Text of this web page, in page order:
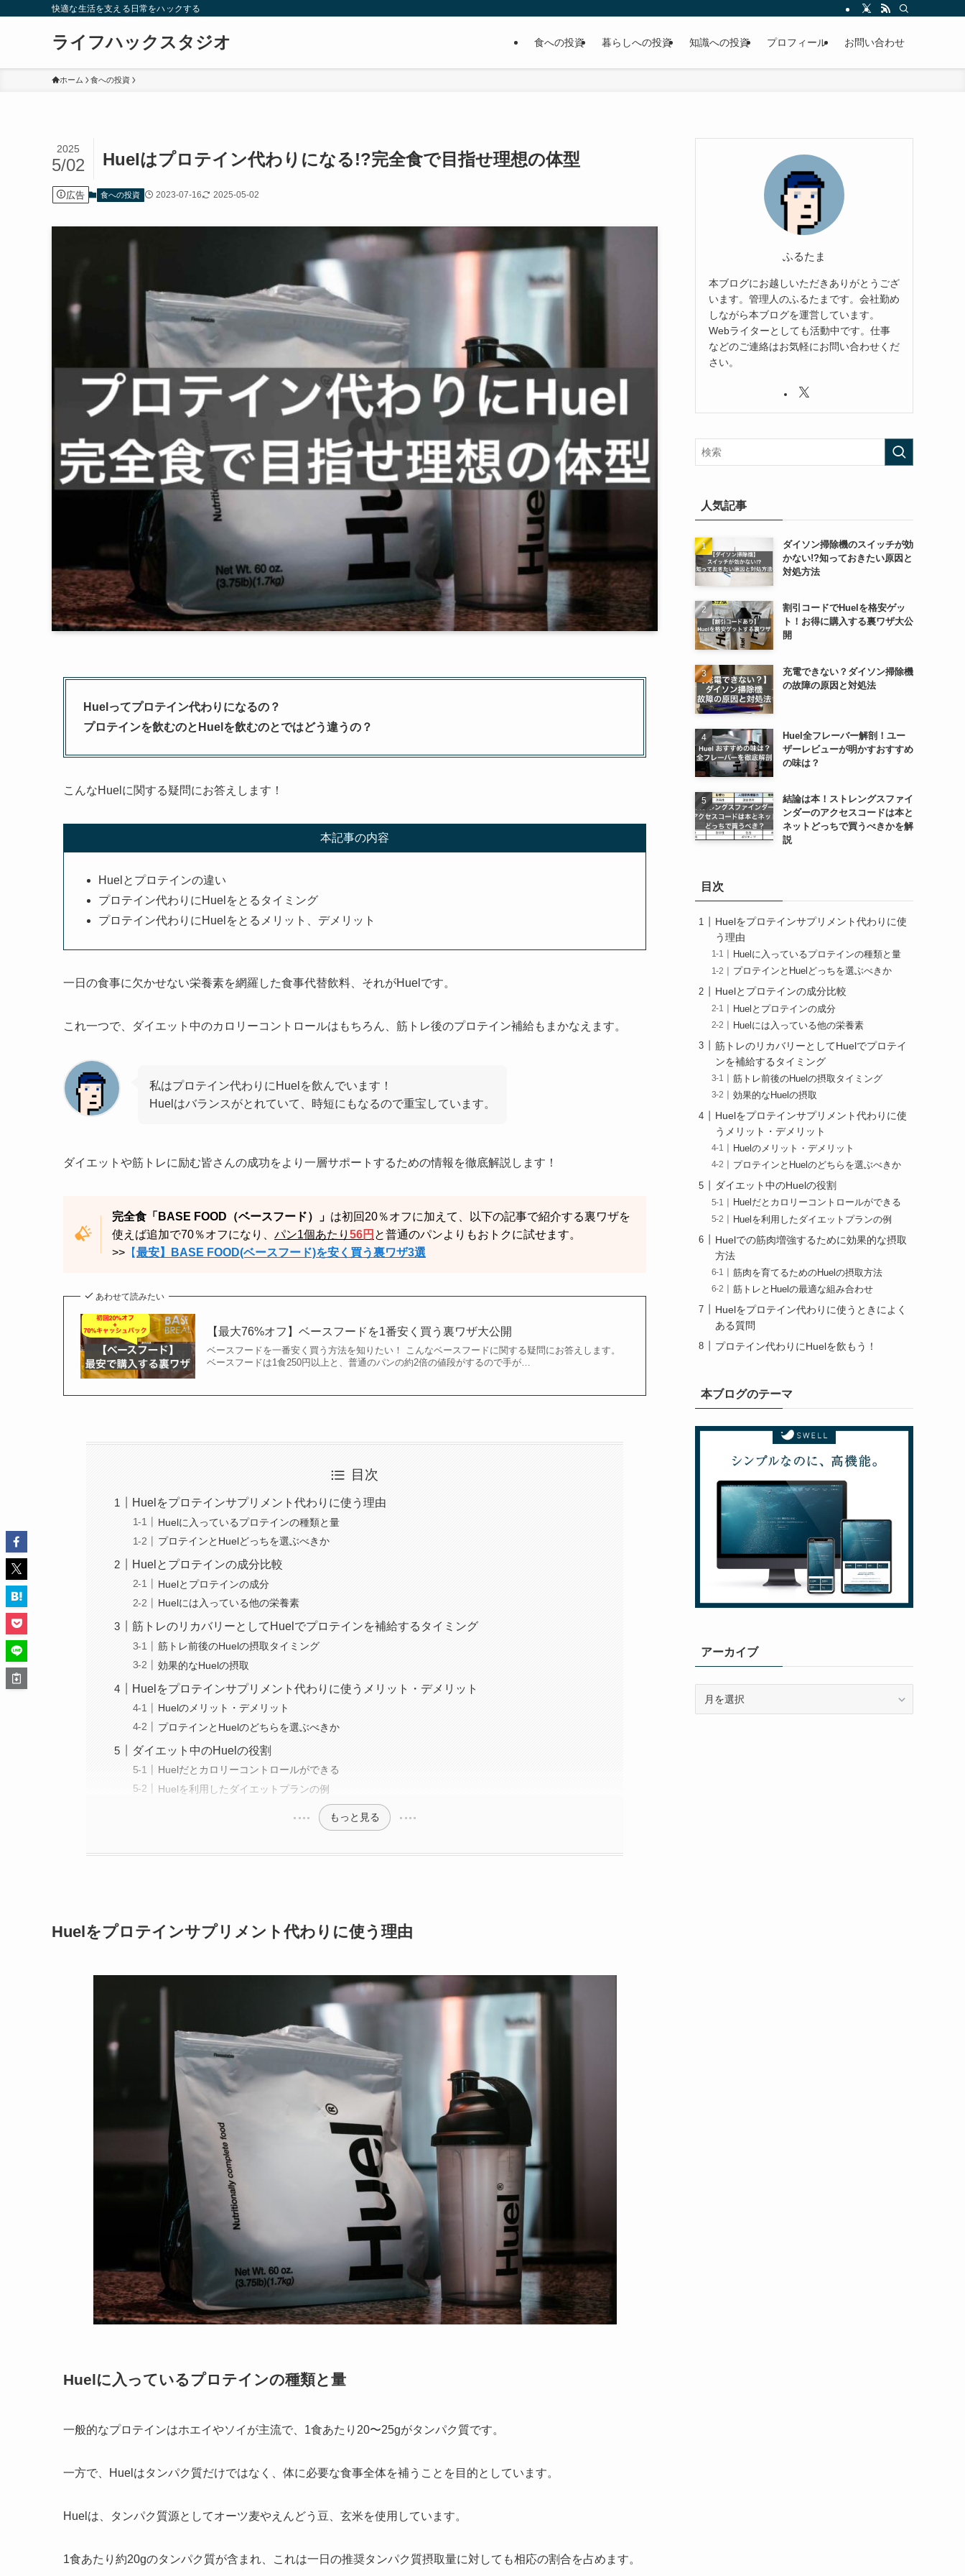
快適な生活を支える日常をハックする
ライフハックスタジオ 食への投資 暮らしへの投資 知識への投資 プロフィール お問い合わせ
ホーム 食への投資
Huelはプロテイン代わりになる!?完全食で目指せ理想の体型
2025
5/02
広告 食への投資 2023-07-16 2025-05-02
Huelってプロテイン代わりになるの？
プロテインを飲むのとHuelを飲むのとではどう違うの？
こんなHuelに関する疑問にお答えします！
本記事の内容
Huelとプロテインの違い
プロテイン代わりにHuelをとるタイミング
プロテイン代わりにHuelをとるメリット、デメリット
一日の食事に欠かせない栄養素を網羅した食事代替飲料、それがHuelです。
これ一つで、ダイエット中のカロリーコントロールはもちろん、筋トレ後のプロテイン補給もまかなえます。
私はプロテイン代わりにHuelを飲んでいます！
Huelはバランスがとれていて、時短にもなるので重宝しています。
ダイエットや筋トレに励む皆さんの成功をより一層サポートするための情報を徹底解説します！
完全食「BASE FOOD（ベースフード）」 は初回20％オフに加えて、以下の記事で紹介する裏ワザを
使えば追加で70％オフになり、 パン1個あたり 56円 と普通のパンよりもおトクに試せます。
>> 【最安】BASE FOOD(ベースフード)を安く買う裏ワザ3選
あわせて読みたい
【最大76%オフ】ベースフードを1番安く買う裏ワザ大公開
ベースフードを一番安く買う方法を知りたい！ こんなベースフードに関する疑問にお答えします。
ベースフードは1食250円以上と、普通のパンの約2倍の値段がするので手が…
目次
Huelをプロテインサプリメント代わりに使う理由
Huelに入っているプロテインの種類と量
プロテインとHuelどっちを選ぶべきか
Huelとプロテインの成分比較
Huelとプロテインの成分
Huelには入っている他の栄養素
筋トレのリカバリーとしてHuelでプロテインを補給するタイミング
筋トレ前後のHuelの摂取タイミング
効果的なHuelの摂取
Huelをプロテインサプリメント代わりに使うメリット・デメリット
Huelのメリット・デメリット
プロテインとHuelのどちらを選ぶべきか
ダイエット中のHuelの役割
Huelだとカロリーコントロールができる
Huelを利用したダイエットプランの例
もっと見る
Huelをプロテインサプリメント代わりに使う理由
Huelに入っているプロテインの種類と量
一般的なプロテインはホエイやソイが主流で、1食あたり20〜25gがタンパク質です。
一方で、Huelはタンパク質だけではなく、体に必要な食事全体を補うことを目的としています。
Huelは、タンパク質源としてオーツ麦やえんどう豆、玄米を使用しています。
1食あたり約20gのタンパク質が含まれ、これは一日の推奨タンパク質摂取量に対しても相応の割合を占めます。
ふるたま
本ブログにお越しいただきありがとうござ
います。管理人のふるたまです。会社勤め
しながら本ブログを運営しています。
Webライターとしても活動中です。仕事
などのご連絡はお気軽にお問い合わせくだ
さい。
人気記事
ダイソン掃除機のスイッチが効
かない!?知っておきたい原因と
対処方法
割引コードでHuelを格安ゲッ
ト！お得に購入する裏ワザ大公
開
充電できない？ダイソン掃除機
の故障の原因と対処法
Huel全フレーバー解剖！ユー
ザーレビューが明かすおすすめ
の味は？
結論は本！ストレングスファイ
ンダーのアクセスコードは本と
ネットどっちで買うべきかを解
説
目次
Huelをプロテインサプリメント代わりに使
う理由
Huelに入っているプロテインの種類と量
プロテインとHuelどっちを選ぶべきか
Huelとプロテインの成分比較
Huelとプロテインの成分
Huelには入っている他の栄養素
筋トレのリカバリーとしてHuelでプロテイ
ンを補給するタイミング
筋トレ前後のHuelの摂取タイミング
効果的なHuelの摂取
Huelをプロテインサプリメント代わりに使
うメリット・デメリット
Huelのメリット・デメリット
プロテインとHuelのどちらを選ぶべきか
ダイエット中のHuelの役割
Huelだとカロリーコントロールができる
Huelを利用したダイエットプランの例
Huelでの筋肉増強するために効果的な摂取
方法
筋肉を育てるためのHuelの摂取方法
筋トレとHuelの最適な組み合わせ
Huelをプロテイン代わりに使うときによく
ある質問
プロテイン代わりにHuelを飲もう！
本ブログのテーマ
アーカイブ